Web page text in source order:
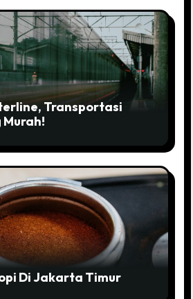
Transportasi
Murah!
Di Jakarta Timur